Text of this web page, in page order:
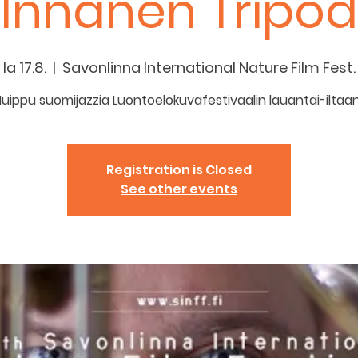
la 17.8.
  |
Savonlinna International Nature Film Fest.
suomijazzia Luontoelokuvafestivaalin lauantai-
Registration is Closed
See other events